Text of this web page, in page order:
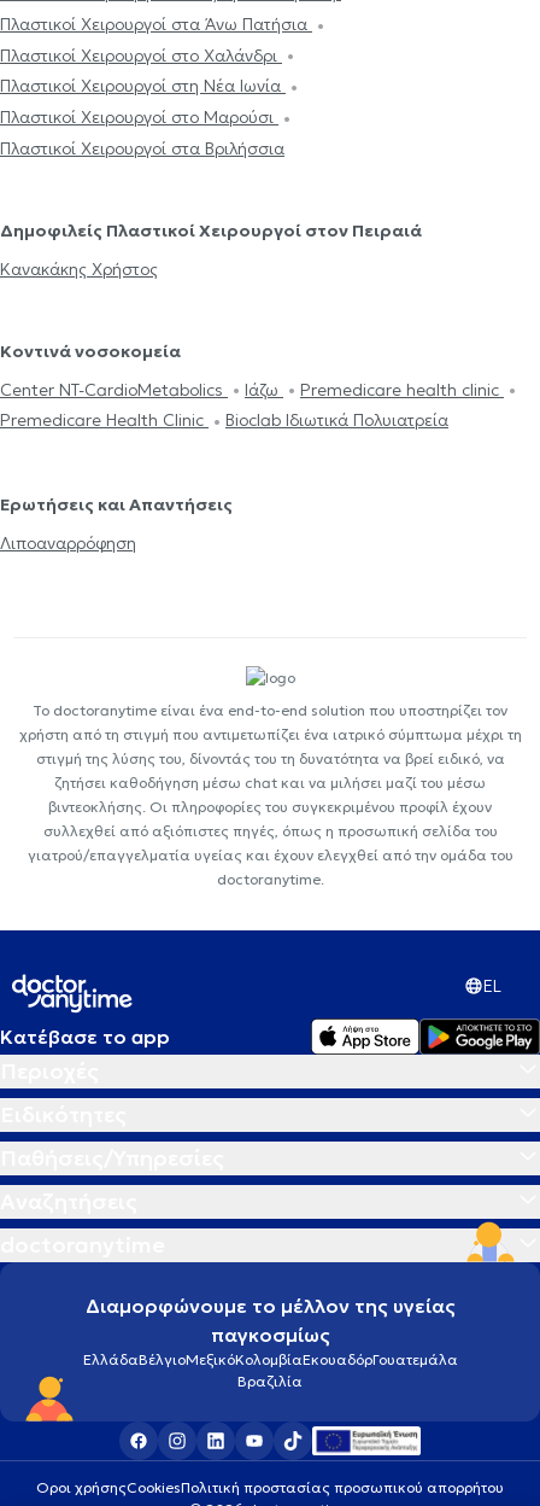
Πλαστικοί Χειρουργοί στα Άνω Πατήσια
Πλαστικοί Χειρουργοί στο Χαλάνδρι
Πλαστικοί Χειρουργοί στη Νέα Ιωνία
Πλαστικοί Χειρουργοί στο Μαρούσι
Πλαστικοί Χειρουργοί στα Βριλήσσια
Δημοφιλείς Πλαστικοί Χειρουργοί στον Πειραιά
Κανακάκης Χρήστος
Κοντινά νοσοκομεία
Center NT-CardioMetabolics
Ιάζω
Premedicare health clinic
Premedicare Health Clinic
Bioclab Ιδιωτικά Πολυιατρεία
Ερωτήσεις και Απαντήσεις
Λιποαναρρόφηση
Το doctoranytime είναι ένα end-to-end solution που υποστηρίζει τον
χρήστη από τη στιγμή που αντιμετωπίζει ένα ιατρικό σύμπτωμα μέχρι τη
στιγμή της λύσης του, δίνοντάς του τη δυνατότητα να βρεί ειδικό, να
ζητήσει καθοδήγηση μέσω chat και να μιλήσει μαζί του μέσω
βιντεοκλήσης. Οι πληροφορίες του συγκεκριμένου προφίλ έχουν
συλλεχθεί από αξιόπιστες πηγές, όπως η προσωπική σελίδα του
γιατρού/επαγγελματία υγείας και έχουν ελεγχθεί από την ομάδα του
doctoranytime.
EL
Κατέβασε το app
Διαμορφώνουμε το μέλλον της υγείας
παγκοσμίως
ΕλλάδαΒέλγιοΜεξικόΚολομβίαΕκουαδόρΓουατεμάλα
Βραζιλία
Οροι χρήσηςCookiesΠολιτική προστασίας προσωπικού απορρήτου